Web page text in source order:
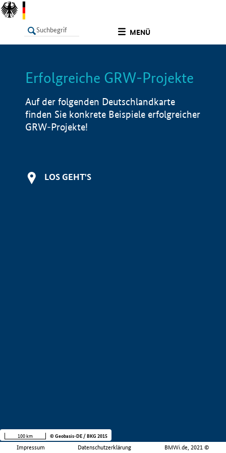
MENÜ
LISTE Info
Erfolgreiche GRW-Projekte
Auf der folgenden Deutschlandkarte
finden Sie konkrete Beispiele erfolgreicher
GRW-Projekte!
LOS GEHT'S
Impressum Datenschutzerklärung BMWi.de, 2021 ©
100 km © Geobasis-DE / BKG 2015